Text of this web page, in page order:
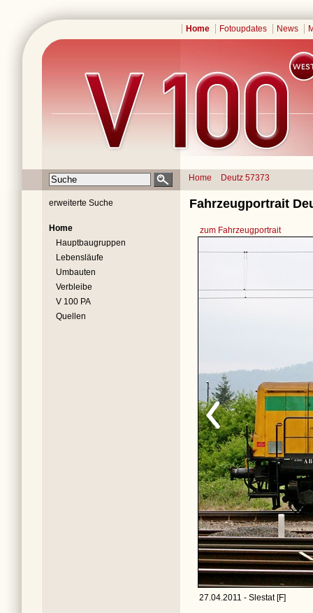
Home Fotoupdates News
Home Deutz 57373
erweiterte Suche
Home
Hauptbaugruppen
Lebensläufe
Umbauten
Verbleibe
V 100 PA
Quellen
Fahrzeugportrait
zum Fahrzeugportrait
27.04.2011 - Slestat [F]